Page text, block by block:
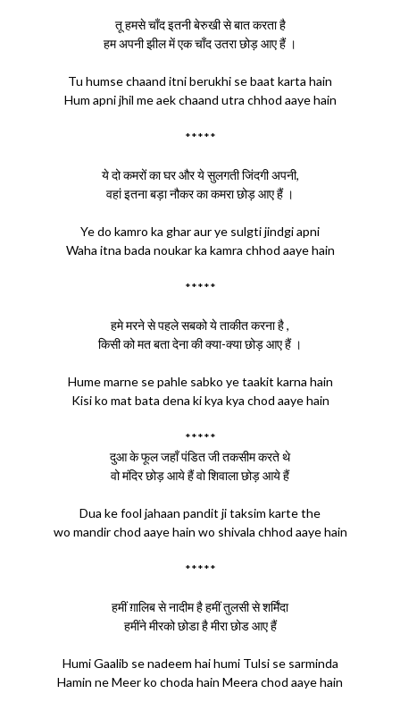
तू हमसे चाँद इतनी बेरुखी से बात करता है
हम अपनी झील में एक चाँद उतरा छोड़ आए हैं ।
Tu humse chaand itni berukhi se baat karta hain
Hum apni jhil me aek chaand utra chhod aaye hain
*****
ये दो कमरों का घर और ये सुलगती जिंदगी अपनी,
वहां इतना बड़ा नौकर का कमरा छोड़ आए हैं ।
Ye do kamro ka ghar aur ye sulgti jindgi apni
Waha itna bada noukar ka kamra chhod aaye hain
*****
हमे मरने से पहले सबको ये ताकीत करना है ,
किसी को मत बता देना की क्या-क्या छोड़ आए हैं ।
Hume marne se pahle sabko ye taakit karna hain
Kisi ko mat bata dena ki kya kya chod aaye hain
*****
दुआ के फूल जहाँ पंडित जी तकसीम करते थे
वो मंदिर छोड़ आये हैं वो शिवाला छोड़ आये हैं
Dua ke fool jahaan pandit ji taksim karte the
wo mandir chod aaye hain wo shivala chhod aaye hain
*****
हमीं ग़ालिब से नादीम है हमीं तुलसी से शर्मिंदा
हमींने मीरको छोडा है मीरा छोड आए हैं
Humi Gaalib se nadeem hai humi Tulsi se sarminda
Hamin ne Meer ko choda hain Meera chod aaye hain